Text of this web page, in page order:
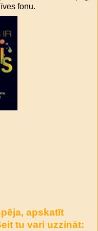
fonu.
apskatīt
tu vari uzzināt: